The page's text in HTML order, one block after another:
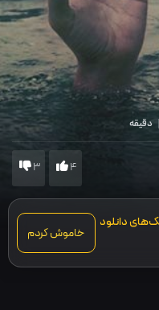
| دقیقه
4
3
دانلود
خاموش کردم